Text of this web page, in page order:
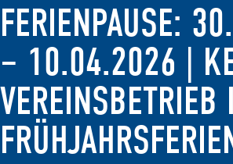
FERIENPAUSE:
– 10.04.2026 |
VEREINSBETRIEB